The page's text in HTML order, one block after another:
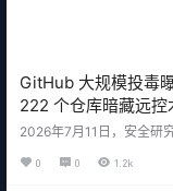
GitHub 大规模投毒曝
222 个仓库暗藏远控
挖矿程序，开发者成
2026年7月11日，安全研
and Load" 的大规模恶意软
0 0 1.2k